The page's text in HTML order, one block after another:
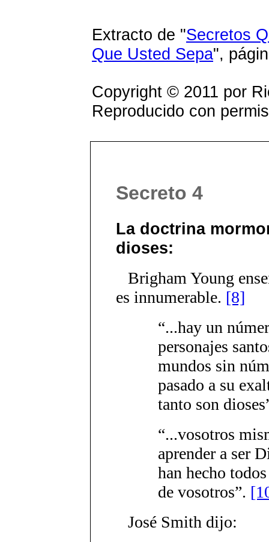
Extracto de "Secretos
Que Usted Sepa",
Copyright © 2011 por
Reproducido con
Secreto 4
La doctrina
dioses:
Brigham Young
es innumerable. [8]
“...hay un
personajes
mundos sin
pasado a su
tanto son
“...vosotros
aprender a ser
han hecho
de vosotros”.
José Smith dijo: